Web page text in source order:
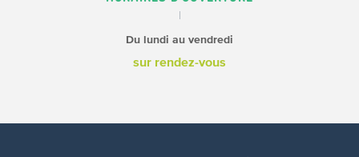
Du lundi au vendredi
sur rendez-vous